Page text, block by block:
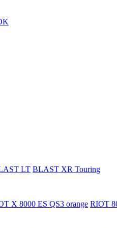
LT BLAST XR Touring
X 8000 ES QS3 orange RIOT